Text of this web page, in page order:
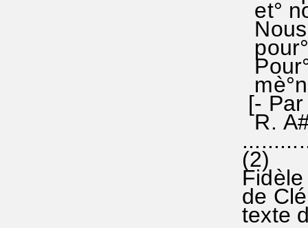
et°
[-
R.
(2)
de
texte